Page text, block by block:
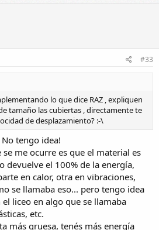
#33
lo que dice RAZ , expliquen
tamaño las cubiertas , directamente te
de desplazamiento? :-\
tengo idea!
me ocurre es que el material es
devuelve el 100% de la energía,
en calor, otra en vibraciones,
se llamaba eso... pero tengo idea
liceo en algo que se llamaba
etc.
más gruesa, tenés más energía